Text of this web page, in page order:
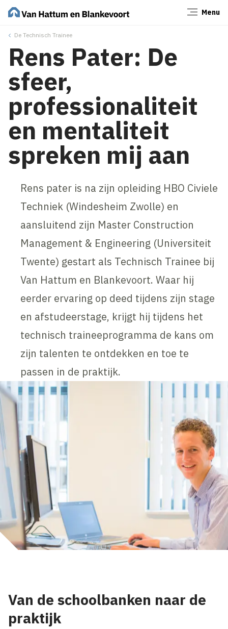
Menu
De Technisch Trainee
Rens Pater: De
sfeer,
professionaliteit
en mentaliteit
spreken mij aan
Rens pater is na zijn opleiding HBO Civiele
Techniek (Windesheim Zwolle) en
aansluitend zijn Master Construction
Management & Engineering (Universiteit
Twente) gestart als Technisch Trainee bij
Van Hattum en Blankevoort. Waar hij
eerder ervaring op deed tijdens zijn stage
en afstudeerstage, krijgt hij tijdens het
technisch traineeprogramma de kans om
zijn talenten te ontdekken en toe te
passen in de praktijk.
Van de schoolbanken naar de
praktijk
Sluiten